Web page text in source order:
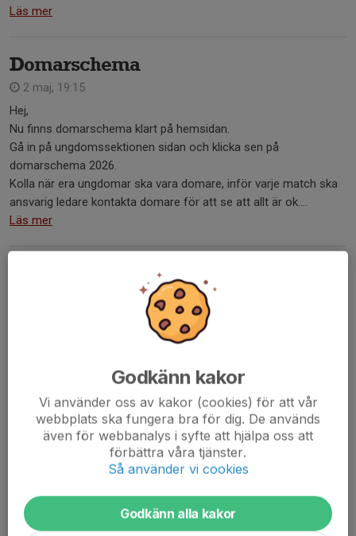
Läs mer
Domarschema
2 maj, 19:15
Hej,
Nu finns domarschema klart på hemsidan.
Gå in på ungdomssektionen sidan och klicka sen på
domarschema 2026.
Kolla när era ungdomar ska vara domare, inför varje match ska
ansvarig ledare kontakta domare för att se att allt är ok....
Läs mer
Vårens idrottsrabatt är här
Vår/Sommarens Idrottsrabatten är på ingång!
Vi är glada att meddela att årets idrottsrabatten har anlänt. Nu
kommer häftena att delas ut till alla våra lag i föreningen. Se
Godkänn kakor
Vi använder oss av kakor (cookies) för att vår
webbplats ska fungera bra för dig. De används
även för webbanalys i syfte att hjälpa oss att
förbättra våra tjänster.
Så använder vi cookies
Godkänn alla kakor